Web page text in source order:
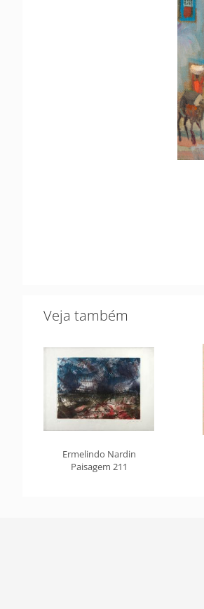
Veja também
Ermelindo Nardin
Paisagem 211